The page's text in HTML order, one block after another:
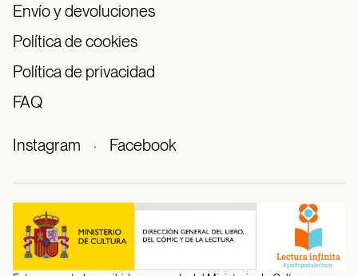
Envío y devoluciones
Política de cookies
Política de privacidad
FAQ
Instagram · Facebook